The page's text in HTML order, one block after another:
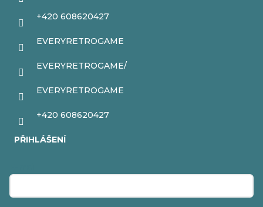
+420 608620427
EVERYRETROGAME
EVERYRETROGAME/
EVERYRETROGAME
+420 608620427
PŘIHLÁŠENÍ